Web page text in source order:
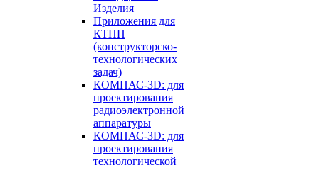
Изделия
Приложения для
КТПП
(конструкторско-
технологических
задач)
КОМПАС-3D: для
проектирования
радиоэлектронной
аппаратуры
КОМПАС-3D: для
проектирования
технологической